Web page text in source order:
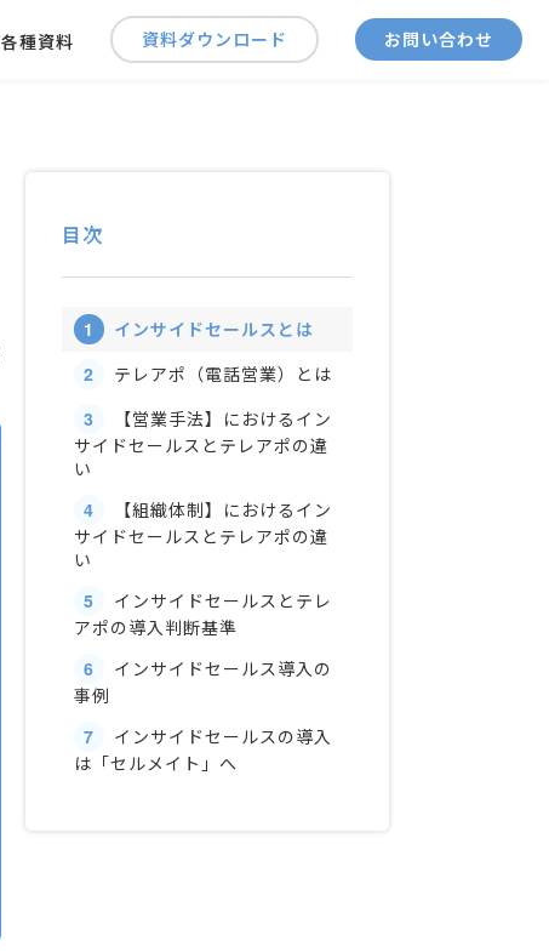
各種資料 資料ダウンロード お問い合わせ
目次
1
インサイドセールスとは
2
テレアポ（電話営業）とは
3
【営業手法】におけるイン
サイドセールスとテレアポの違
い
4
【組織体制】におけるイン
サイドセールスとテレアポの違
い
5
インサイドセールスとテレ
アポの導入判断基準
6
インサイドセールス導入の
事例
7
インサイドセールスの導入
は「セルメイト」へ